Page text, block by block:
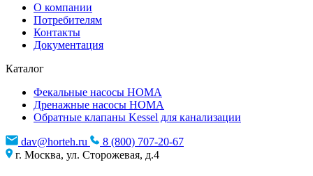
О компании
Потребителям
Контакты
Документация
Каталог
Фекальные насосы HOMA
Дренажные насосы HOMA
Обратные клапаны Kessel для канализации
dav@horteh.ru
8 (800) 707-20-67
г. Москва, ул. Сторожевая, д.4